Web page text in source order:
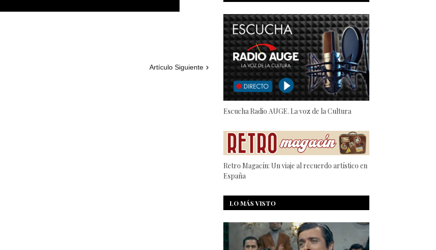
Artículo Siguiente
Escucha Radio AUGE. La voz de la Cultura
Retro Magacín: Un viaje al recuerdo artístico en
España
LO MÁS VISTO